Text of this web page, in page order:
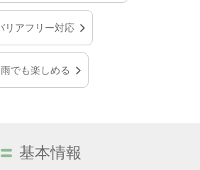
リアフリー対応
雨でも楽しめる
基本情報